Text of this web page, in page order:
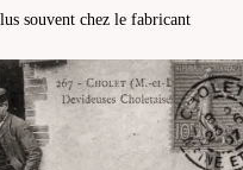
souvent chez le fabricant